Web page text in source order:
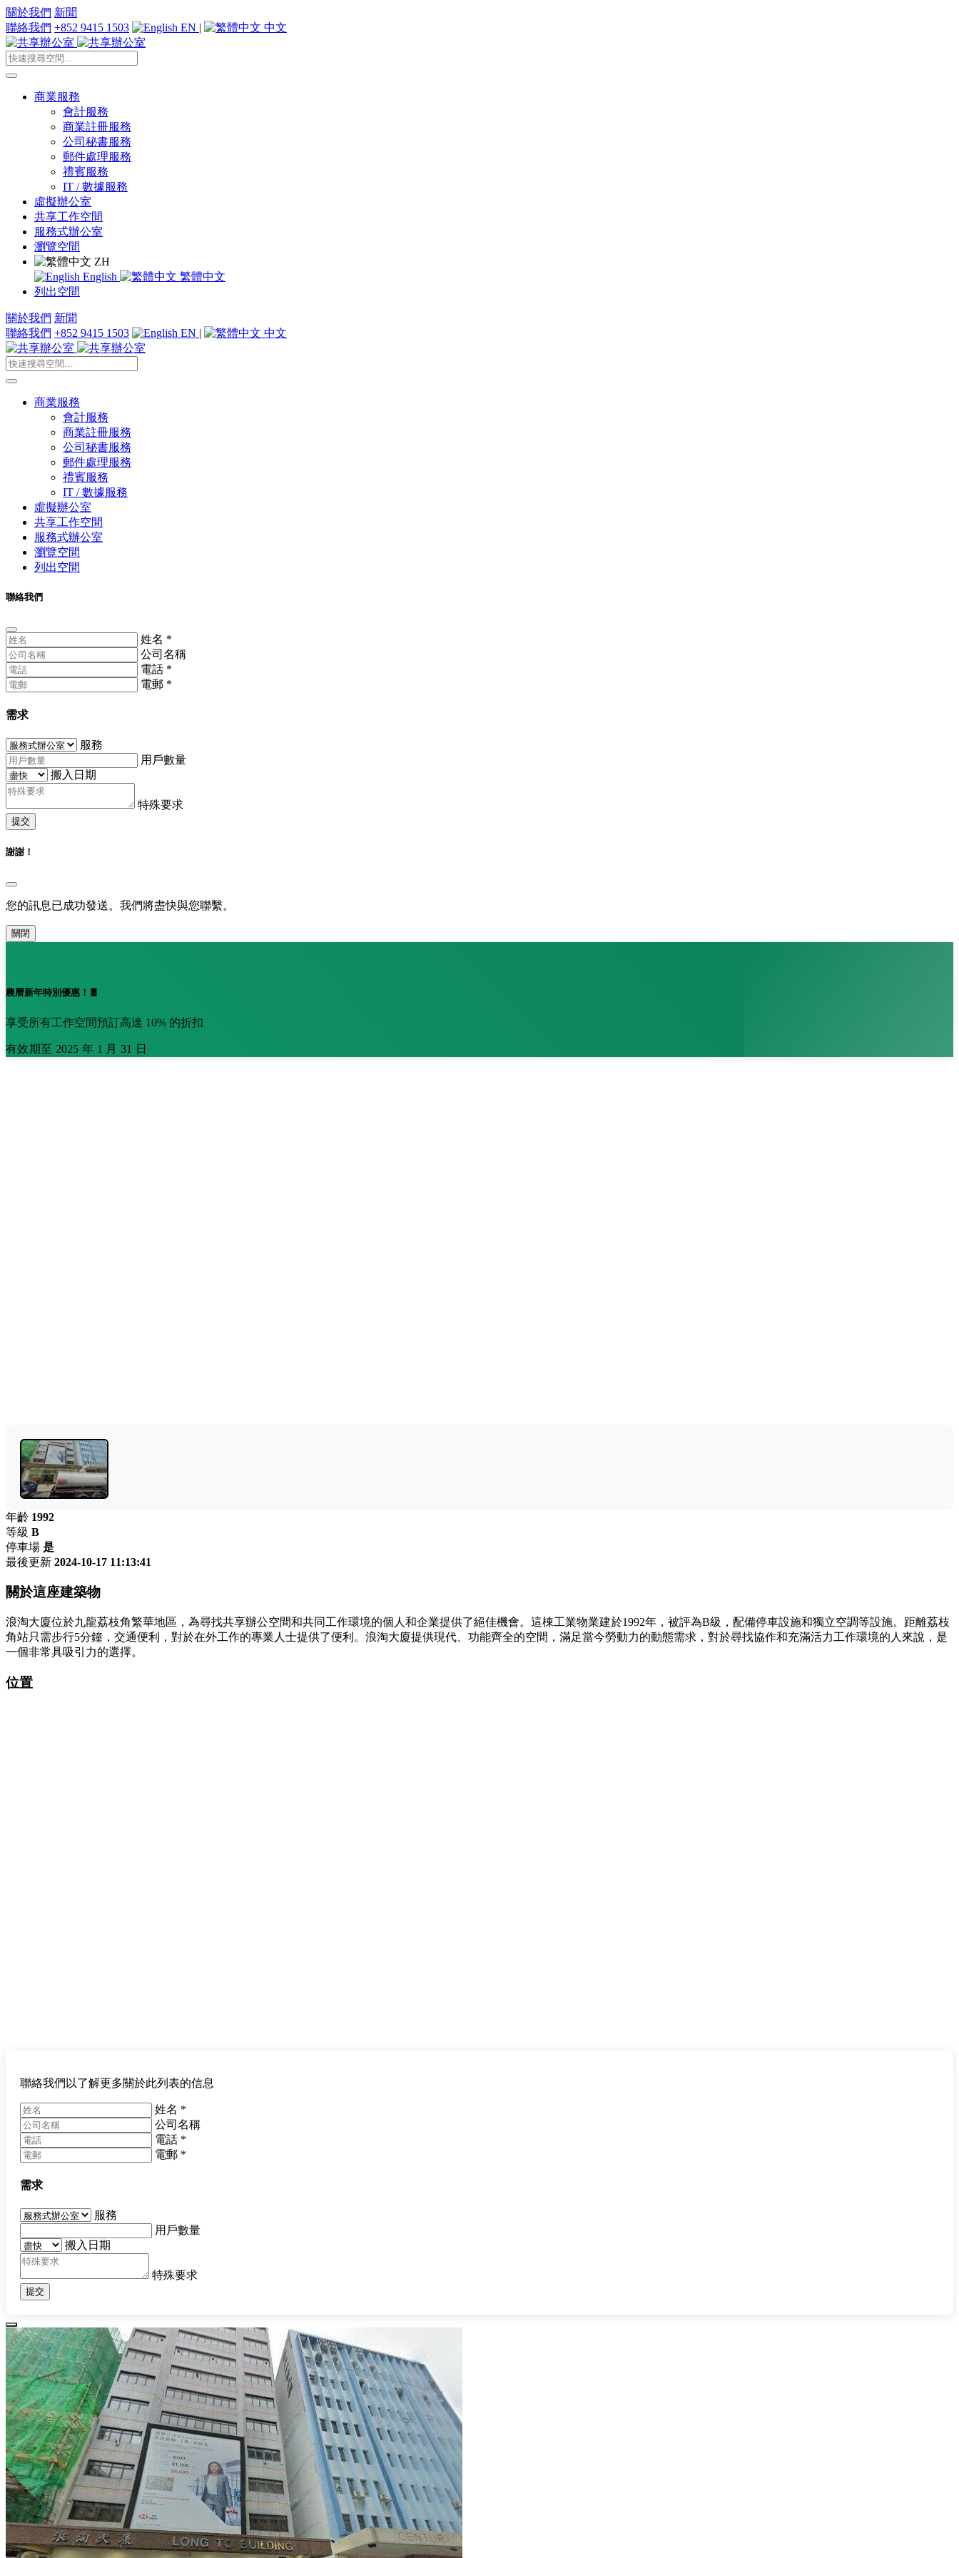
關於我們 新聞
聯絡我們 +852 9415 1503 EN | 中文
商業服務
會計服務
商業註冊服務
公司秘書服務
郵件處理服務
禮賓服務
IT / 數據服務
虛擬辦公室
共享工作空間
服務式辦公室
瀏覽空間
ZH
English
繁體中文
列出空間
關於我們 新聞
聯絡我們 +852 9415 1503 EN | 中文
商業服務
會計服務
商業註冊服務
公司秘書服務
郵件處理服務
禮賓服務
IT / 數據服務
虛擬辦公室
共享工作空間
服務式辦公室
瀏覽空間
列出空間
聯絡我們
姓名 *
公司名稱
電話 *
電郵 *
需求
服務
用戶數量
搬入日期
特殊要求
提交
謝謝！
您的訊息已成功發送。我們將盡快與您聯繫。
關閉
農曆新年特別優惠！🧧
享受所有工作空間預訂高達 10% 的折扣
有效期至 2025 年 1 月 31 日
年齡 1992
等級 B
停車場 是
最後更新 2024-10-17 11:13:41
關於這座建築物
浪淘大廈位於九龍荔枝角繁華地區，為尋找共享辦公空間和共同工作環境的個人和企業提供了絕佳機會。這棟工業物業建於1992年，被評為B級，配備停車設施和獨立空調等設施。距離荔枝
角站只需步行5分鐘，交通便利，對於在外工作的專業人士提供了便利。浪淘大廈提供現代、功能齊全的空間，滿足當今勞動力的動態需求，對於尋找協作和充滿活力工作環境的人來說，是
一個非常具吸引力的選擇。
位置
聯絡我們以了解更多關於此列表的信息
姓名 *
公司名稱
電話 *
電郵 *
需求
服務
用戶數量
搬入日期
特殊要求
提交